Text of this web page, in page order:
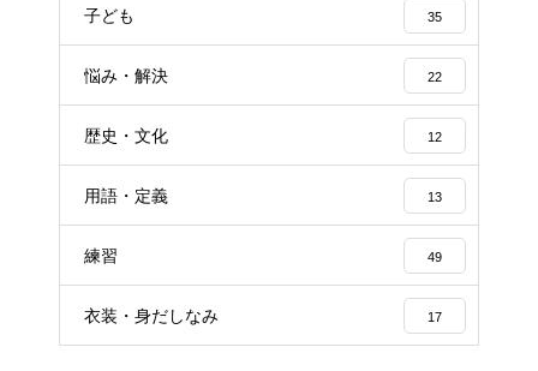
子ども 35
悩み・解決 22
歴史・文化 12
用語・定義 13
練習 49
衣装・身だしなみ 17